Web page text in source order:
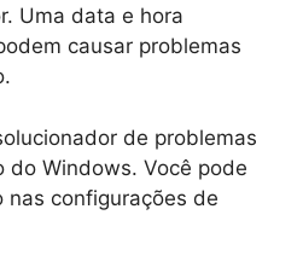
Uma data e hora
causar problemas
de problemas
do Windows. Você pode
nas configurações de